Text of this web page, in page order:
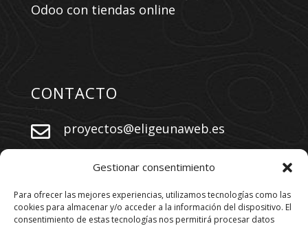
Gestionar consentimiento
Para ofrecer las mejores experiencias, utilizamos tecnologías como las
cookies para almacenar y/o acceder a la información del dispositivo. El
consentimiento de estas tecnologías nos permitirá procesar datos
Odoo con tiendas online
CONTACTO
 proyectos@eligeunaweb.es
+34 609 730 569
SÍGUENOS